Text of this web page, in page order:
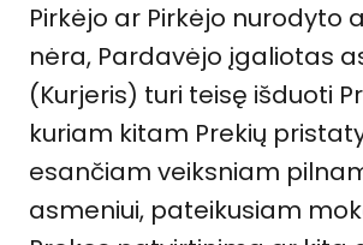
Pirkėjo ar Pirkėjo nurodyto
nėra, Pardavėjo įgaliotas
(Kurjeris) turi teisę išduoti
kuriam kitam Prekių
esančiam veiksniam
asmeniui, pateikusiam